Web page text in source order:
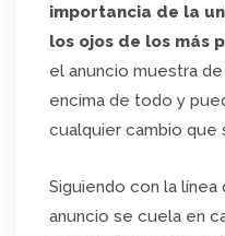
importancia de la
los ojos de los más
el anuncio muestra
encima de todo y
cualquier cambio que
Siguiendo con la
anuncio se cuela en